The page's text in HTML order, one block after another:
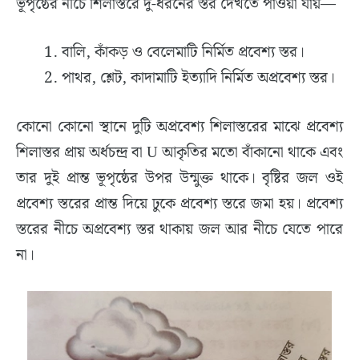
বালি, কাঁকড় ও বেলেমাটি নির্মিত প্রবেশ্য স্তর।
পাথর, শ্লেট, কাদামাটি ইত্যাদি নির্মিত অপ্রবেশ্য স্তর।
কোনো কোনো স্থানে দুটি অপ্রবেশ্য শিলাস্তরের মাঝে প্রবেশ্য
শিলাস্তর প্রায় অর্ধচন্দ্র বা U আকৃতির মতো বাঁকানো থাকে এবং
তার দুই প্রান্ত ভূপৃষ্ঠের উপর উন্মুক্ত থাকে। বৃষ্টির জল ওই
প্রবেশ্য স্তরের প্রান্ত দিয়ে ঢুকে প্রবেশ্য স্তরে জমা হয়। প্রবেশ্য
স্তরের নীচে অপ্রবেশ্য স্তর থাকায় জল আর নীচে যেতে পারে
না।